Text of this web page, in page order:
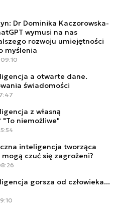
Dr Dominika Kaczorowska-
wymusi na nas
rozwoju umiejętności
myślenia
a otwarte dane.
świadomości
z własną
"To niemożliwe"
inteligencja tworząca
czuć się zagrożeni?
gorsza od człowieka...